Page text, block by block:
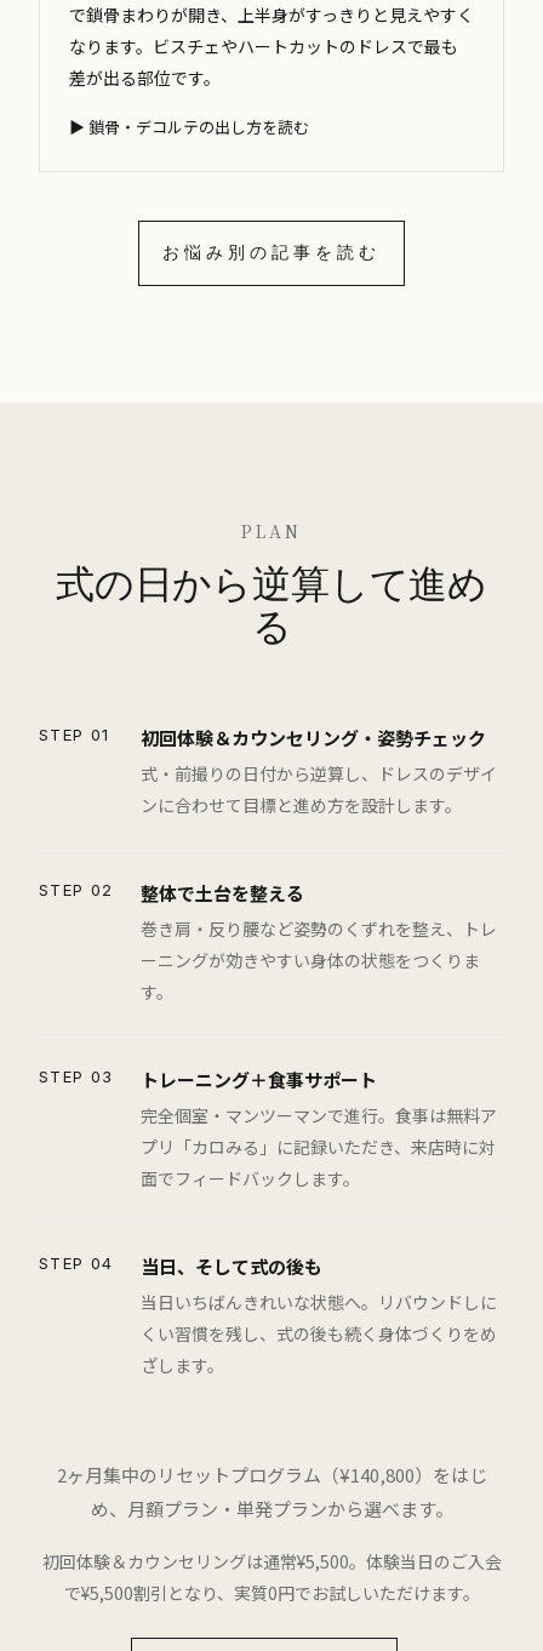
で鎖骨まわりが開き、上半身がすっきりと見えやすく
なります。ビスチェやハートカットのドレスで最も
差が出る部位です。
▶ 鎖骨・デコルテの出し方を読む
お悩み別の記事を読む
PLAN
式の日から逆算して進め
る
STEP 01 初回体験＆カウンセリング・姿勢チェック
式・前撮りの日付から逆算し、ドレスのデザイ
ンに合わせて目標と進め方を設計します。
STEP 02 整体で土台を整える
巻き肩・反り腰など姿勢のくずれを整え、トレ
ーニングが効きやすい身体の状態をつくりま
す。
STEP 03 トレーニング＋食事サポート
完全個室・マンツーマンで進行。食事は無料ア
プリ「カロみる」に記録いただき、来店時に対
面でフィードバックします。
STEP 04 当日、そして式の後も
当日いちばんきれいな状態へ。リバウンドしに
くい習慣を残し、式の後も続く身体づくりをめ
ざします。
2ヶ月集中のリセットプログラム（¥140,800）をはじ
め、月額プラン・単発プランから選べます。
初回体験＆カウンセリングは通常¥5,500。体験当日のご入会
で¥5,500割引となり、実質0円でお試しいただけます。